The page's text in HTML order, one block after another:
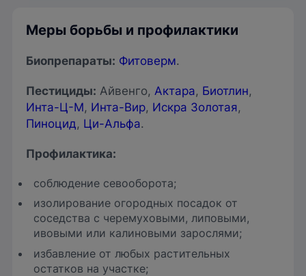
Меры борьбы и профилактики
Биопрепараты: Фитоверм.
Пестициды: Айвенго, Актара, Биотлин,
Инта-Ц-М, Инта-Вир, Искра Золотая,
Пиноцид, Ци-Альфа.
Профилактика:
соблюдение севооборота;
изолирование огородных посадок от
соседства с черемуховыми, липовыми,
ивовыми или калиновыми зарослями;
избавление от любых растительных
остатков на участке;